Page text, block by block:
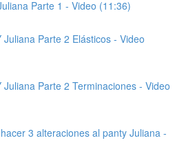
Parte 1 - Video (11:36)
Juliana Parte 2 Elásticos - Video
Juliana Parte 2 Terminaciones - Video
3 alteraciones al panty Juliana -